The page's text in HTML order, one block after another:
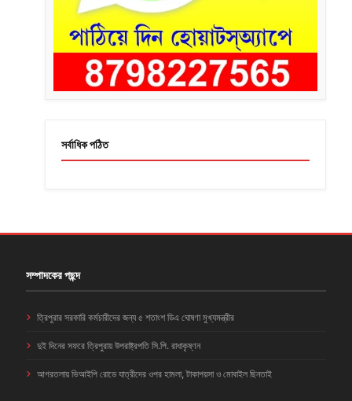
সর্বাধিক পঠিত
সম্পাদকের পছন্দ
ত্রিপুরার সরকারি কর্মচারীদের জন্য ৫ শতাংশ ডিএ ঘোষণা মুখ্যমন্ত্রীর
দুই দিনের সফরে ত্রিপুরায় উপরাষ্ট্রপতি সি.পি. রাধাকৃষ্ণন
আগরতলায় ভিআইপি রোডে যাত্রীদের ওপর হামলা, টাকাপয়সা ও মোবাইল ছিনতাই